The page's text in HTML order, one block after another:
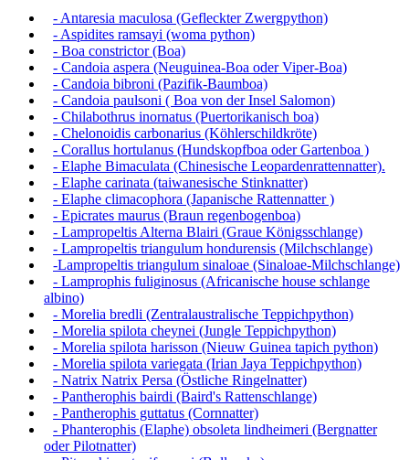
- Antaresia maculosa (Gefleckter Zwergpython)
- Aspidites ramsayi (woma python)
- Boa constrictor (Boa)
- Candoia aspera (Neuguinea-Boa oder Viper-Boa)
- Candoia bibroni (Pazifik-Baumboa)
- Candoia paulsoni ( Boa von der Insel Salomon)
- Chilabothrus inornatus (Puertorikanisch boa)
- Chelonoidis carbonarius (Köhlerschildkröte)
- Corallus hortulanus (Hundskopfboa oder Gartenboa )
- Elaphe Bimaculata (Chinesische Leopardenrattennatter).
- Elaphe carinata (taiwanesische Stinknatter)
- Elaphe climacophora (Japanische Rattennatter )
- Epicrates maurus (Braun regenbogenboa)
- Lampropeltis Alterna Blairi (Graue Königsschlange)
- Lampropeltis triangulum hondurensis (Milchschlange)
-Lampropeltis triangulum sinaloae (Sinaloae-Milchschlange)
- Lamprophis fuliginosus (Africanische house schlange
albino)
- Morelia bredli (Zentralaustralische Teppichpython)
- Morelia spilota cheynei (Jungle Teppichpython)
- Morelia spilota harisson (Nieuw Guinea tapich python)
- Morelia spilota variegata (Irian Jaya Teppichpython)
- Natrix Natrix Persa (Östliche Ringelnatter)
- Pantherophis bairdi (Baird's Rattenschlange)
- Pantherophis guttatus (Cornnatter)
- Phanterophis (Elaphe) obsoleta lindheimeri (Bergnatter
oder Pilotnatter)